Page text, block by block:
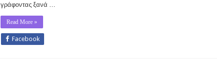
γράφοντας ξανά …
Read More »
Facebook